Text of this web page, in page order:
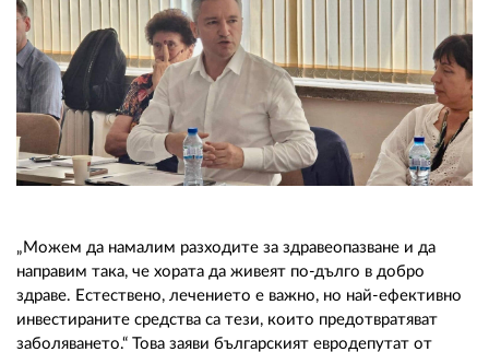
„Можем да намалим разходите за здравеопазване и да
направим така, че хората да живеят по-дълго в добро
здраве. Естествено, лечението е важно, но най-ефективно
инвестираните средства са тези, които предотвратяват
заболяването.“ Това заяви българският евродепутат от
АБОНАМЕНТ
УСЛОВИЯ ЗА ПОЛЗВАНЕ
ПОЛИТИКА ЗА БИСКВИТКИТЕ
ПОЛИТИКАТА ЗА
ПОВЕРИТЕЛНОСТ